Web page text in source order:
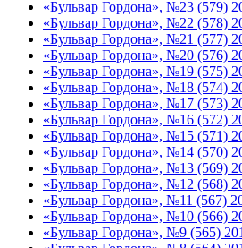
«Бульвар Гордона», №23 (579)
«Бульвар Гордона», №22 (578)
«Бульвар Гордона», №21 (577)
«Бульвар Гордона», №20 (576)
«Бульвар Гордона», №19 (575)
«Бульвар Гордона», №18 (574)
«Бульвар Гордона», №17 (573)
«Бульвар Гордона», №16 (572)
«Бульвар Гордона», №15 (571)
«Бульвар Гордона», №14 (570)
«Бульвар Гордона», №13 (569)
«Бульвар Гордона», №12 (568)
«Бульвар Гордона», №11 (567)
«Бульвар Гордона», №10 (566)
«Бульвар Гордона», №9 (565)